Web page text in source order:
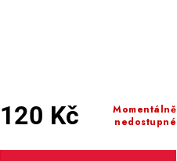
Momentálně
nedostupné
120 Kč